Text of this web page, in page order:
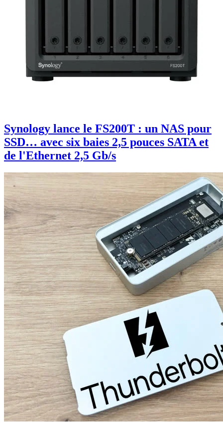
Synology lance le FS200T : un NAS pour
SSD… avec six baies 2,5 pouces SATA et
de l'Ethernet 2,5 Gb/s